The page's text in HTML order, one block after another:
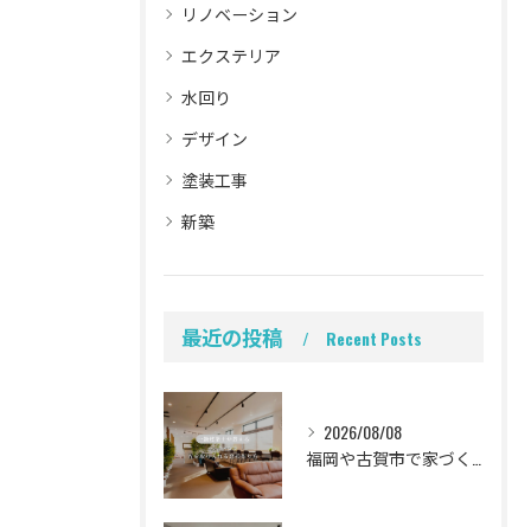
リノベーション
エクステリア
水回り
デザイン
塗装工事
新築
最近の投稿 Recent Posts
2026/08/08
福岡や古賀市で家づくりをされている方から、そんなご相談をよく...